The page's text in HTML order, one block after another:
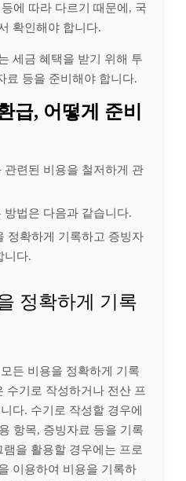
에 따라 다르기 때문에, 국
확인해야 합니다.
세금 혜택을 받기 위해 투
료 등을 준비해야 합니다.
급, 어떻게 준비
관련된 비용을 철저하게 관
방법은 다음과 같습니다.
정확하게 기록하고 증빙자
니다.
정확하게 기록
든 비용을 정확하게 기록
수기로 작성하거나 전산 프
다. 수기로 작성할 경우에
항목, 증빙자료 등을 기록
을 활용할 경우에는 프로
이용하여 비용을 기록하